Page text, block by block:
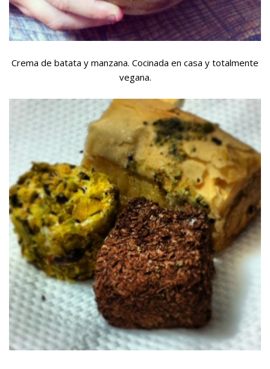
Crema de batata y manzana. Cocinada en casa y totalmente
vegana.